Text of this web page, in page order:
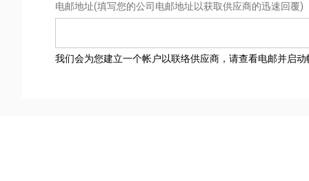
电邮地址(填写您的公司电邮地址以获取供应商的迅速回覆)
我们会为您建立一个帐户以联络供应商，请查看电邮并启动